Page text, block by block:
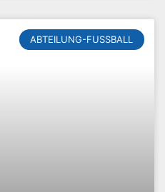
ABTEILUNG-FUSSBALL